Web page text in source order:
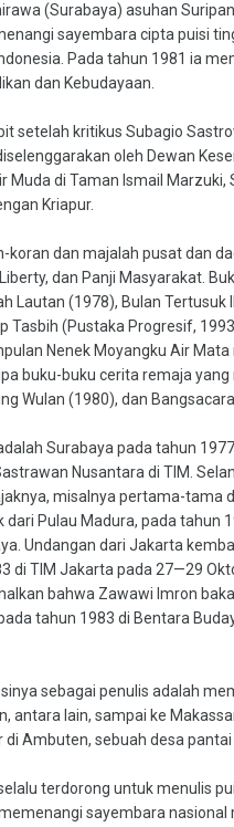
(Surabaya) asuhan
sayembara cipta puisi
Pada tahun 1981 ia
dan Kebudayaan.
setelah kritikus Subagio
oleh Dewan
Muda di Taman Ismail
Kriapur.
dan majalah pusat dan
dan Panji Masyarakat.
Lautan (1978), Bulan Tertusuk
Tasbih (Pustaka Progresif,
Nenek Moyangku Air
buku-buku cerita remaja
Wulan (1980), dan
Surabaya pada tahun
Nusantara di TIM.
misalnya pertama-tama
Pulau Madura, pada tahun
Undangan dari Jakarta
di TIM Jakarta pada 27—29
bahwa Zawawi Imron
tahun 1983 di Bentara
sebagai penulis adalah
antara lain, sampai ke
Ambuten, sebuah desa pantai
terdorong untuk menulis
sayembara nasional